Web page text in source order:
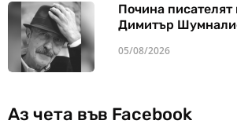
Почина
Димитър
05/08/2026
Аз чета във Facebook